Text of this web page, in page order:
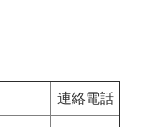
連絡電話